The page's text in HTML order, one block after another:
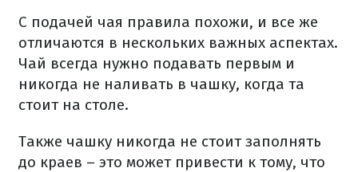
С подачей чая правила похожи, и все же
отличаются в нескольких важных аспектах.
Чай всегда нужно подавать первым и
никогда не наливать в чашку, когда та
стоит на столе.
Также чашку никогда не стоит заполнять
до краев – это может привести к тому, что